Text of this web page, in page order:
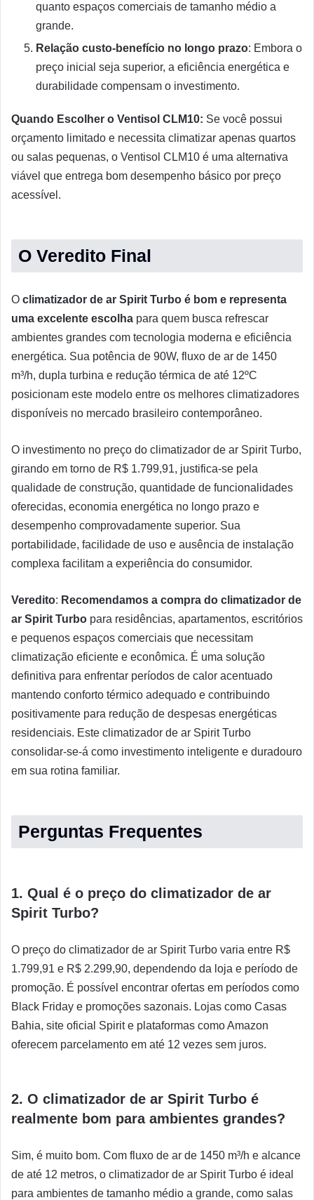
quanto espaços comerciais de tamanho médio a
grande.
Relação custo-benefício no longo prazo: Embora o
preço inicial seja superior, a eficiência energética e
durabilidade compensam o investimento.
Quando Escolher o Ventisol CLM10: Se você possui
orçamento limitado e necessita climatizar apenas quartos
ou salas pequenas, o Ventisol CLM10 é uma alternativa
viável que entrega bom desempenho básico por preço
acessível.
O Veredito Final
O climatizador de ar Spirit Turbo é bom e representa
uma excelente escolha para quem busca refrescar
ambientes grandes com tecnologia moderna e eficiência
energética. Sua potência de 90W, fluxo de ar de 1450
m³/h, dupla turbina e redução térmica de até 12ºC
posicionam este modelo entre os melhores climatizadores
disponíveis no mercado brasileiro contemporâneo.
O investimento no preço do climatizador de ar Spirit Turbo,
girando em torno de R$ 1.799,91, justifica-se pela
qualidade de construção, quantidade de funcionalidades
oferecidas, economia energética no longo prazo e
desempenho comprovadamente superior. Sua
portabilidade, facilidade de uso e ausência de instalação
complexa facilitam a experiência do consumidor.
Veredito: Recomendamos a compra do climatizador de
ar Spirit Turbo para residências, apartamentos, escritórios
e pequenos espaços comerciais que necessitam
climatização eficiente e econômica. É uma solução
definitiva para enfrentar períodos de calor acentuado
mantendo conforto térmico adequado e contribuindo
positivamente para redução de despesas energéticas
residenciais. Este climatizador de ar Spirit Turbo
consolidar-se-á como investimento inteligente e duradouro
em sua rotina familiar.
Perguntas Frequentes
1. Qual é o preço do climatizador de ar
Spirit Turbo?
O preço do climatizador de ar Spirit Turbo varia entre R$
1.799,91 e R$ 2.299,90, dependendo da loja e período de
promoção. É possível encontrar ofertas em períodos como
Black Friday e promoções sazonais. Lojas como Casas
Bahia, site oficial Spirit e plataformas como Amazon
oferecem parcelamento em até 12 vezes sem juros.
2. O climatizador de ar Spirit Turbo é
realmente bom para ambientes grandes?
Sim, é muito bom. Com fluxo de ar de 1450 m³/h e alcance
de até 12 metros, o climatizador de ar Spirit Turbo é ideal
para ambientes de tamanho médio a grande, como salas